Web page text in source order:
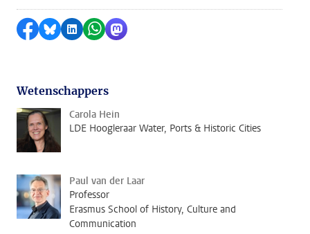
Delen op Facebook
Delen via Bluesky
Delen op LinkedIn
Delen via WhatsApp
Delen via Mastodon
Wetenschappers
Carola Hein
LDE Hoogleraar Water, Ports & Historic Cities
Paul van der Laar
Professor
Erasmus School of History, Culture and
Communication